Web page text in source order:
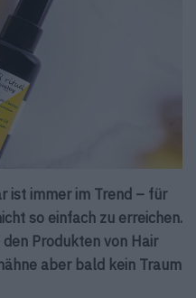
ist immer im Trend – für
so einfach zu erreichen.
den Produkten von Hair
aber bald kein Traum